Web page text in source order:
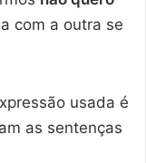
com a outra se
usada é
as sentenças